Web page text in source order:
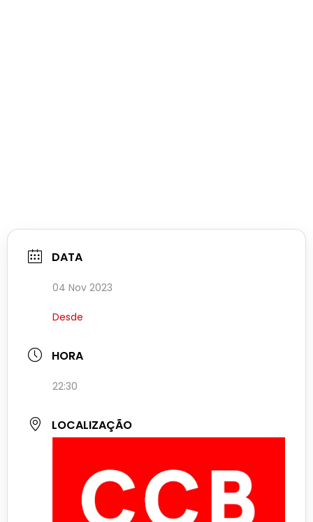
DATA
04 Nov 2023
Desde
HORA
22:30
LOCALIZAÇÃO